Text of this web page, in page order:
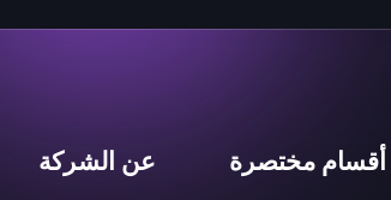
أقسام مختصرة عن الشركة